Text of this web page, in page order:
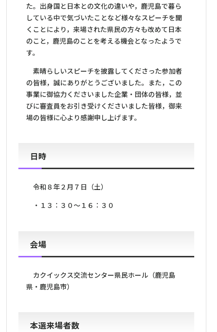
た。出身国と日本との文化の違いや，鹿児島で暮ら
している中で気づいたことなど様々なスピーチを聞
くことにより，来場された県民の方々も改めて日本
のこと，鹿児島のことを考える機会となったようで
す。
素晴らしいスピーチを披露してくださった参加者
の皆様，誠にありがとうございました。また，この
事業に御協力くださいました企業・団体の皆様，並
びに審査員をお引き受けくださいました皆様，御来
場の皆様に心より感謝申し上げます。
日時
令和８年２月７日（土）
・１３：３０～１６：３０
会場
カクイックス交流センター県民ホール（鹿児島
県・鹿児島市）
本選来場者数